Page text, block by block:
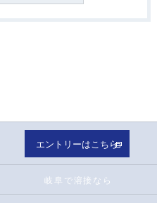
エントリーはこちら
岐阜で溶接なら